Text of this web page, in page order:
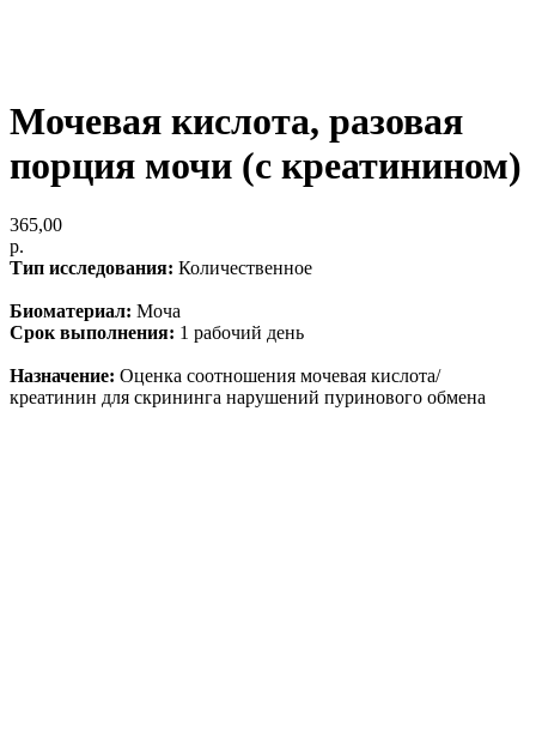
Мочевая кислота, разовая
порция мочи (с креатинином)
365,00
р.
Тип исследования: Количественное
Биоматериал: Моча
Срок выполнения: 1 рабочий день
Назначение: Оценка соотношения мочевая кислота/
креатинин для скрининга нарушений пуринового обмена